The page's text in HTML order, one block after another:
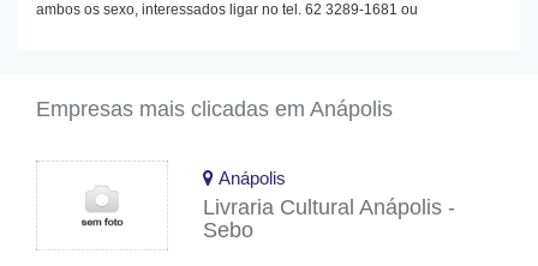
ambos os sexo, interessados ligar no tel. 62 3289-1681 ou
Empresas mais clicadas em Anápolis
Anápolis
Livraria Cultural Anápolis -
Sebo